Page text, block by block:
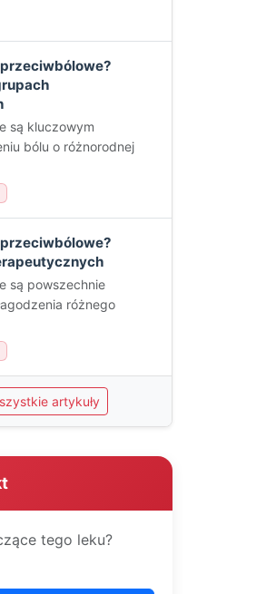
są kluczowym
bólu o różnorodnej
są powszechnie
różnego
artykuły
tego leku?